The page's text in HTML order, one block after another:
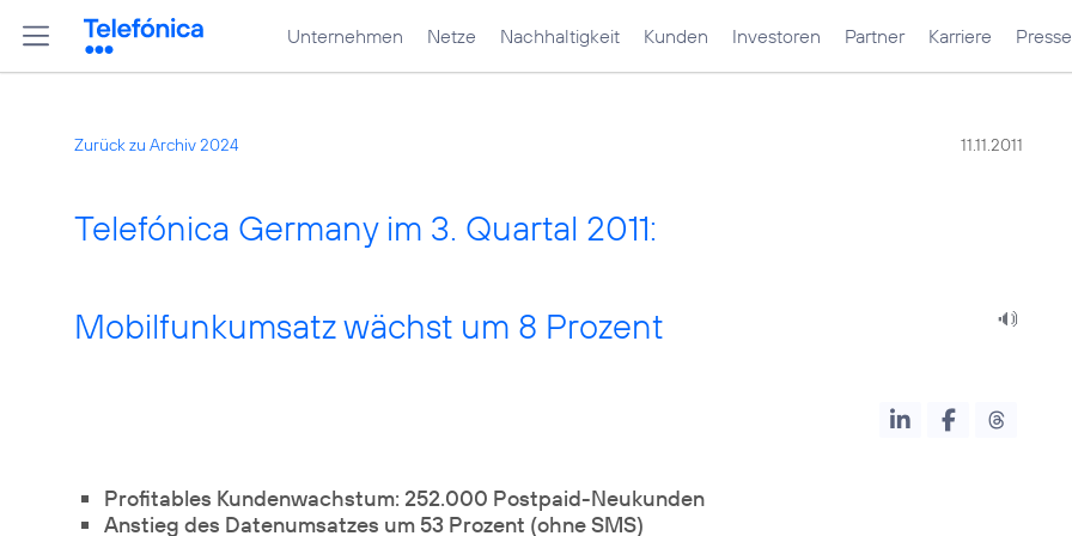
Unternehmen Netze Nachhaltigkeit Kunden Investoren Partner Karriere Presse
Zurück zu Archiv 2024 11.11.2011
Telefónica Germany im 3. Quartal 2011:
Mobilfunkumsatz wächst um 8 Prozent
Profitables Kundenwachstum: 252.000 Postpaid-Neukunden
Anstieg des Datenumsatzes um 53 Prozent (ohne SMS)